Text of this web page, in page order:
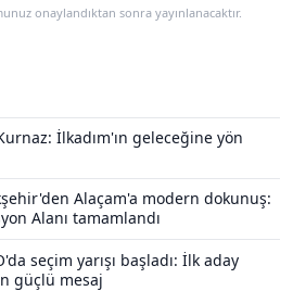
onaylandıktan sonra yayınlanacaktır.
İlkadım'ın geleceğine yön
Alaçam'a modern dokunuş:
Alanı tamamlandı
seçim yarışı başladı: İlk aday
güçlü mesaj